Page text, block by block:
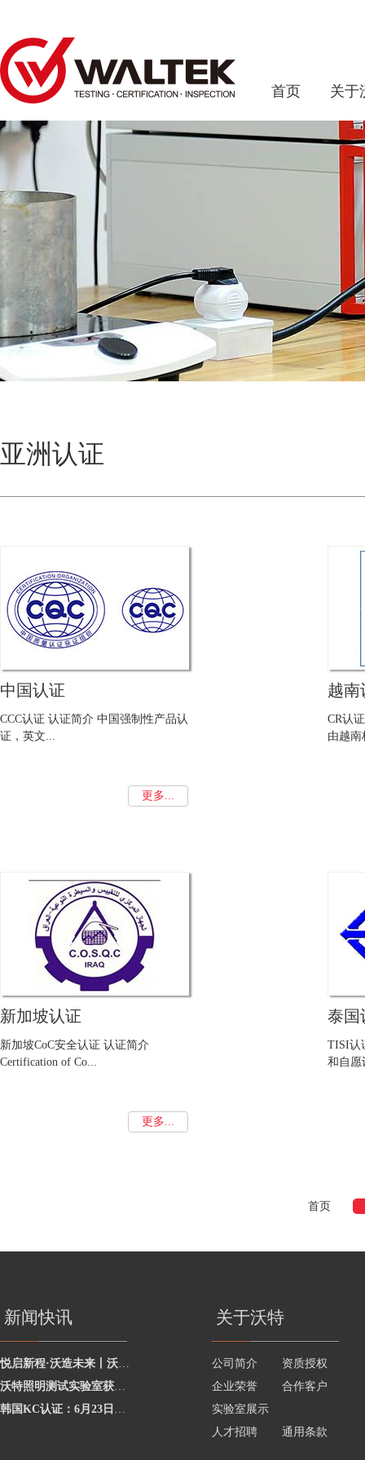
首页 关于
亚洲认证
中国认证
CCC认证 认证简介 中国强制性产品认
证，英文...
更多...
越南
CR认
由越南
新加坡认证
新加坡CoC安全认证 认证简介
Certification of Co...
更多...
泰国
TISI认
和自愿
首页
新闻快讯
悦启新程·沃造未来丨沃特学院2026年度讲师聘任暨2025年度优秀讲师颁奖活动圆
沃特照明测试实验室获澳洲灯具最新标准CNAS资质，助力企业合规出海澳洲市场
韩国KC认证：6月23日起将执行更严格的网络摄像头安全要求
关于沃特
公司简介
资质授权
企业荣誉
合作客户
实验室展示
人才招聘
通用条款